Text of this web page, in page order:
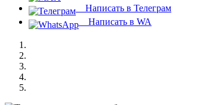
Написать в Телеграм
Написать в WA